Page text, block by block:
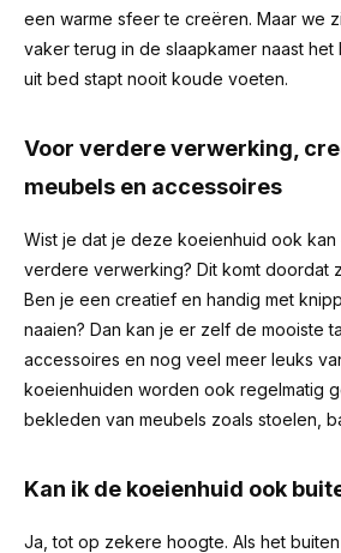
een warme sfeer te creëren. Maar we
vaker terug in de slaapkamer naast
uit bed stapt nooit koude voeten.
Voor verdere verwerking,
meubels en accessoires
Wist je dat je deze koeienhuid ook
verdere verwerking? Dit komt doordat
Ben je een creatief en handig met
naaien? Dan kan je er zelf de mooiste
accessoires en nog veel meer leuks
koeienhuiden worden ook regelmatig
bekleden van meubels zoals stoelen,
Kan ik de koeienhuid ook
Ja, tot op zekere hoogte. Als het